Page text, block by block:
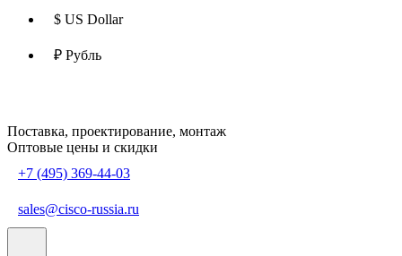
$ US Dollar
₽ Рубль
Поставка, проектирование, монтаж
Оптовые цены и скидки
+7 (495) 369-44-03
sales@cisco-russia.ru